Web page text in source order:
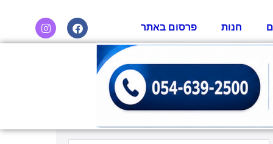
חנות פרסום באתר